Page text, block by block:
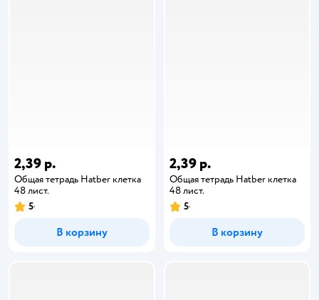
2,39 р.
Общая тетрадь Hatber клетка
48 лист.
5
В корзину
2,39 р.
Общая тетрадь Hatber клетка
48 лист.
5
В корзину